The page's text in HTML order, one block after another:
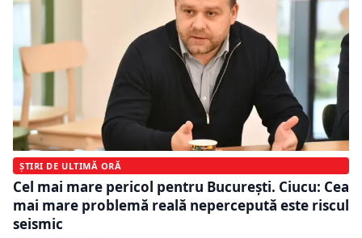
ȘTIRI DE ULTIMĂ ORĂ
Cel mai mare pericol pentru București. Ciucu: Cea
mai mare problemă reală nepercepută este riscul
seismic